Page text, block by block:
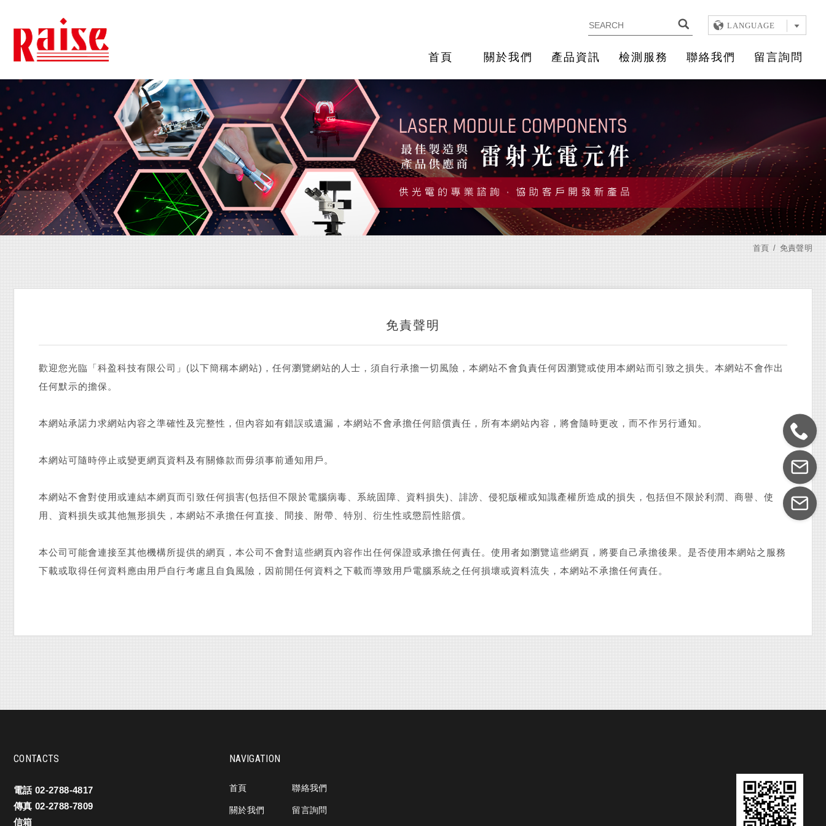
LANGUAGE
首頁 關於我們 產品資訊 檢測服務 聯絡我們 留言詢問
首頁 免責聲明
免責聲明
歡迎您光臨「科盈科技有限公司」(以下簡稱本網站)，任何瀏覽網站的人士，須自行承擔一切風險，本網站不會負責任何因瀏覽或使用本網站而引致之損失。本網站不會作出
任何默示的擔保。
本網站承諾力求網站內容之準確性及完整性，但內容如有錯誤或遺漏，本網站不會承擔任何賠償責任，所有本網站內容，將會隨時更改，而不作另行通知。
本網站可隨時停止或變更網頁資料及有關條款而毋須事前通知用戶。
本網站不會對使用或連結本網頁而引致任何損害(包括但不限於電腦病毒、系統固障、資料損失)、誹謗、侵犯版權或知識產權所造成的損失，包括但不限於利潤、商譽、使
用、資料損失或其他無形損失，本網站不承擔任何直接、間接、附帶、特別、衍生性或懲罰性賠償。
本公司可能會連接至其他機構所提供的網頁，本公司不會對這些網頁內容作出任何保證或承擔任何責任。使用者如瀏覽這些網頁，將要自己承擔後果。是否使用本網站之服務
下載或取得任何資料應由用戶自行考慮且自負風險，因前開任何資料之下載而導致用戶電腦系統之任何損壞或資料流失，本網站不承擔任何責任。
CONTACTS
電話 02-2788-4817
傳真 02-2788-7809
信箱
NAVIGATION
首頁
關於我們
聯絡我們
留言詢問